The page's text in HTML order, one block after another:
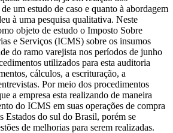
um estudo de caso e quanto à abordagem
à uma pesquisa qualitativa. Neste
objeto de estudo o Imposto Sobre
e Serviços (ICMS) sobre os insumos
do ramo varejista nos períodos de junho
utilizados para esta auditoria
cálculos, a escrituração, a
Por meio dos procedimentos
a empresa esta realizando de maneira
do ICMS em suas operações de compra
Estados do sul do Brasil, porém se
de melhorias para serem realizadas.